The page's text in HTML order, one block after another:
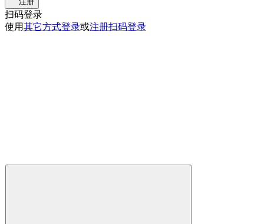
扫码登录
使用其它方式登录或注册扫码登录